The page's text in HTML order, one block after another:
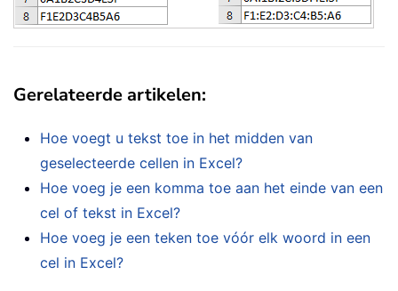
Gerelateerde artikelen:
Hoe voegt u tekst toe in het midden van
geselecteerde cellen in Excel?
Hoe voeg je een komma toe aan het einde van een
cel of tekst in Excel?
Hoe voeg je een teken toe vóór elk woord in een
cel in Excel?